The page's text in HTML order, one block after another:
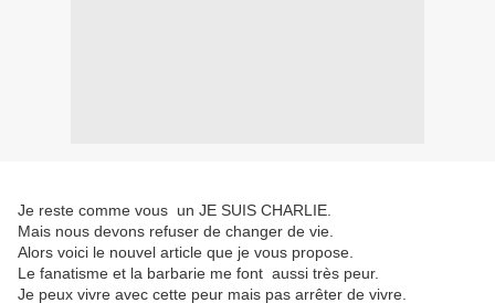
Je reste comme vous un JE SUIS CHARLIE.
Mais nous devons refuser de changer de vie.
Alors voici le nouvel article que je vous propose.
Le fanatisme et la barbarie me font aussi très peur.
Je peux vivre avec cette peur mais pas arrêter de vivre.